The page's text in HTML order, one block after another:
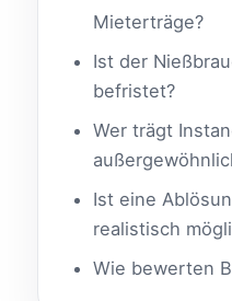
Mieterträge?
Ist der
befristet?
Wer trägt
Ist eine
realistisch
Wie bewerten